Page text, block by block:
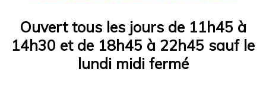
Ouvert tous les jours de 11h45 à
14h30 et de 18h45 à 22h45 sauf le
lundi midi fermé